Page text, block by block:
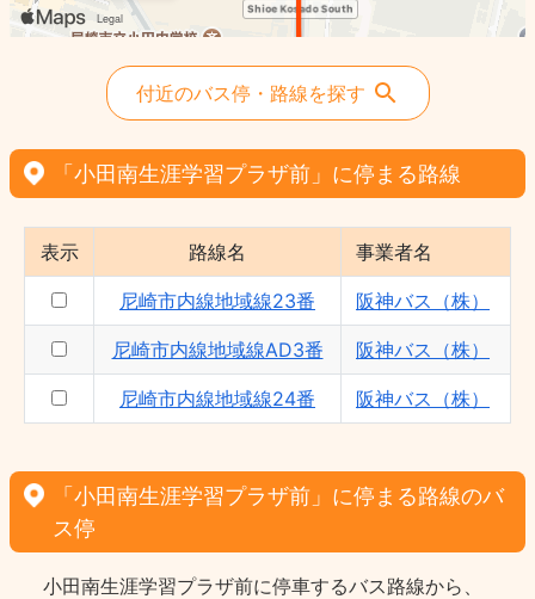
付近のバス停・路線を探す
「小田南生涯学習プラザ前」に停まる路線
表示 路線名 事業者名
尼崎市内線地域線23番 阪神バス（株）
尼崎市内線地域線AD3番 阪神バス（株）
尼崎市内線地域線24番 阪神バス（株）
「小田南生涯学習プラザ前」に停まる路線のバ
ス停
小田南生涯学習プラザ前に停車するバス路線から、